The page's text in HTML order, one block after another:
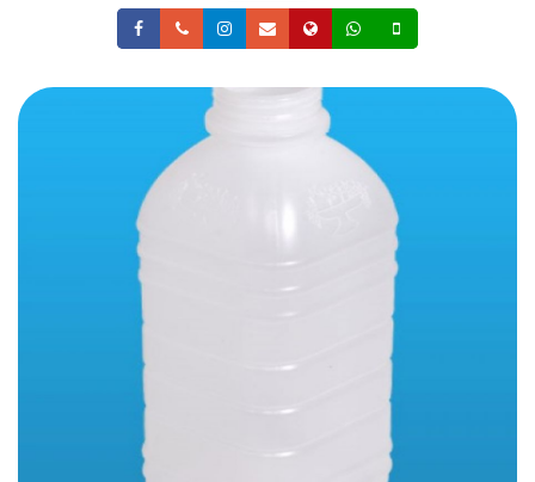
FacebookTelefoneInstagram
Email Site Whatsapp